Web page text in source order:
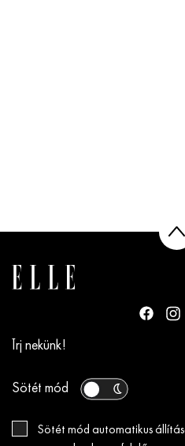
Írj nekünk!
Sötét mód
Sötét mód automatikus